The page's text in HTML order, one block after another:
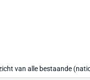
van alle bestaande